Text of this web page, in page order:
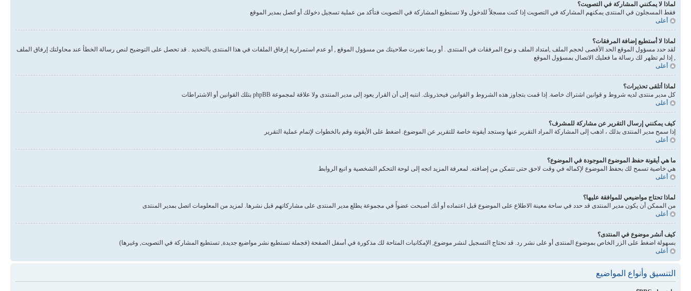
لماذا لا يمكنني المشاركة في التصويت؟
فقط المسجلون في المنتدى يمكنهم المشاركة في التصويت إذا كنت مسجلاً للدخول ولا تستطيع المشاركة في التصويت فتأكد من عملية تسجيل دخولك أو اتصل بمدير الموقع
أعلى
لماذا لا أستطيع إضافة المرفقات؟
لقد حدد مسؤول الموقع الحد الأقصى لحجم الملف ,امتداد الملف و نوع المرفقات في المنتدى . أو ربما تغيرت صلاحيتك من مسؤول الموقع , أو عدم استمرارية إرفاق الملفات في هذا المنتدى بالتحديد . قد تحصل على التوضيح لنص رسالة الخطأ عند محاولتك إرفاق الملف
, إذا لم تظهر لك رسالة ما فعليك الاتصال بمسؤول الموقع
أعلى
لماذا أتلقى تحذيرات؟
كل مدير منتدى لديه شروط و قوانين اشتراك خاصة. إذا قمت بتجاوز هذه الشروط و القوانين فيحذرونك. انتبه إلى أن القرار يعود إلى مدير المنتدى ولا علاقة لمجموعة phpBB بتلك القوانين أو الاشتراطات
أعلى
كيف يمكنني إرسال التقرير عن مشاركة للمشرف؟
إذا سمح مدير المنتدى بذلك ، اذهب إلى المشاركة المراد التقرير عنها وستجد أيقونة خاصة للتقرير عن الموضوع. اضغط على الأيقونة وقم بالخطوات لإتمام عملية التقرير
أعلى
ما هي أيقونة حفظ الموضوع الموجودة في الموضوع؟
هي خاصية تسمح لك بحفظ الموضوع لإكماله في وقت لاحق حتى تتمكن من إضافته. لمعرفة المزيد اتجه إلى لوحة التحكم الشخصية و اتبع الروابط
أعلى
لماذا تحتاج مواضيعي للموافقة عليها؟
من الممكن أن يكون مدير المنتدى قد حدد في ساحة معينة الاطلاع على الموضوع قبل اعتماده أو أنك أصبحت عضواً في مجموعة يطلع مدير المنتدى على مشاركاتهم قبل نشرها. لمزيد من المعلومات اتصل بمدير المنتدى
أعلى
كيف أنشر موضوع في المنتدى؟
بسهولة اضغط على الزر الخاص بموضوع المنتدى أو على نشر رد. قد تحتاج التسجيل لنشر موضوع, الإمكانيات المتاحة لك مذكورة في أسفل الصفحة (فجملة تستطيع نشر مواضيع جديدة, تستطيع المشاركة في التصويت, وغيرها)
أعلى
التنسيق وأنواع المواضيع